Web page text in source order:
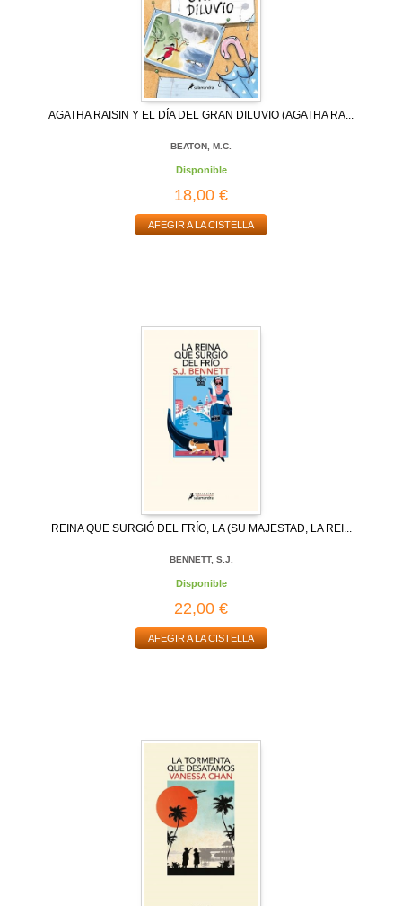
AGATHA RAISIN Y EL DÍA DEL GRAN DILUVIO (AGATHA RA...
BEATON, M.C.
Disponible
18,00 €
AFEGIR A LA CISTELLA
REINA QUE SURGIÓ DEL FRÍO, LA (SU MAJESTAD, LA REI...
BENNETT, S.J.
Disponible
22,00 €
AFEGIR A LA CISTELLA